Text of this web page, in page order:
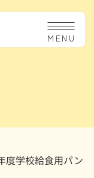
MENU
度学校給食用パン